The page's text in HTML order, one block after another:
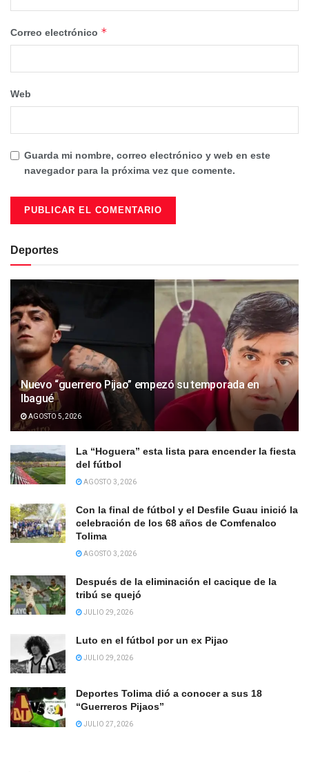
Correo electrónico *
Web
Guarda mi nombre, correo electrónico y web en este
navegador para la próxima vez que comente.
Deportes
Nuevo “guerrero Pijao” empezó su temporada en
Ibagué
AGOSTO 5, 2026
La “Hoguera” esta lista para encender la fiesta
del fútbol
AGOSTO 3, 2026
Con la final de fútbol y el Desfile Guau inició la
celebración de los 68 años de Comfenalco
Tolima
AGOSTO 3, 2026
Después de la eliminación el cacique de la
tribú se quejó
JULIO 29, 2026
Luto en el fútbol por un ex Pijao
JULIO 29, 2026
Deportes Tolima dió a conocer a sus 18
“Guerreros Pijaos”
JULIO 27, 2026